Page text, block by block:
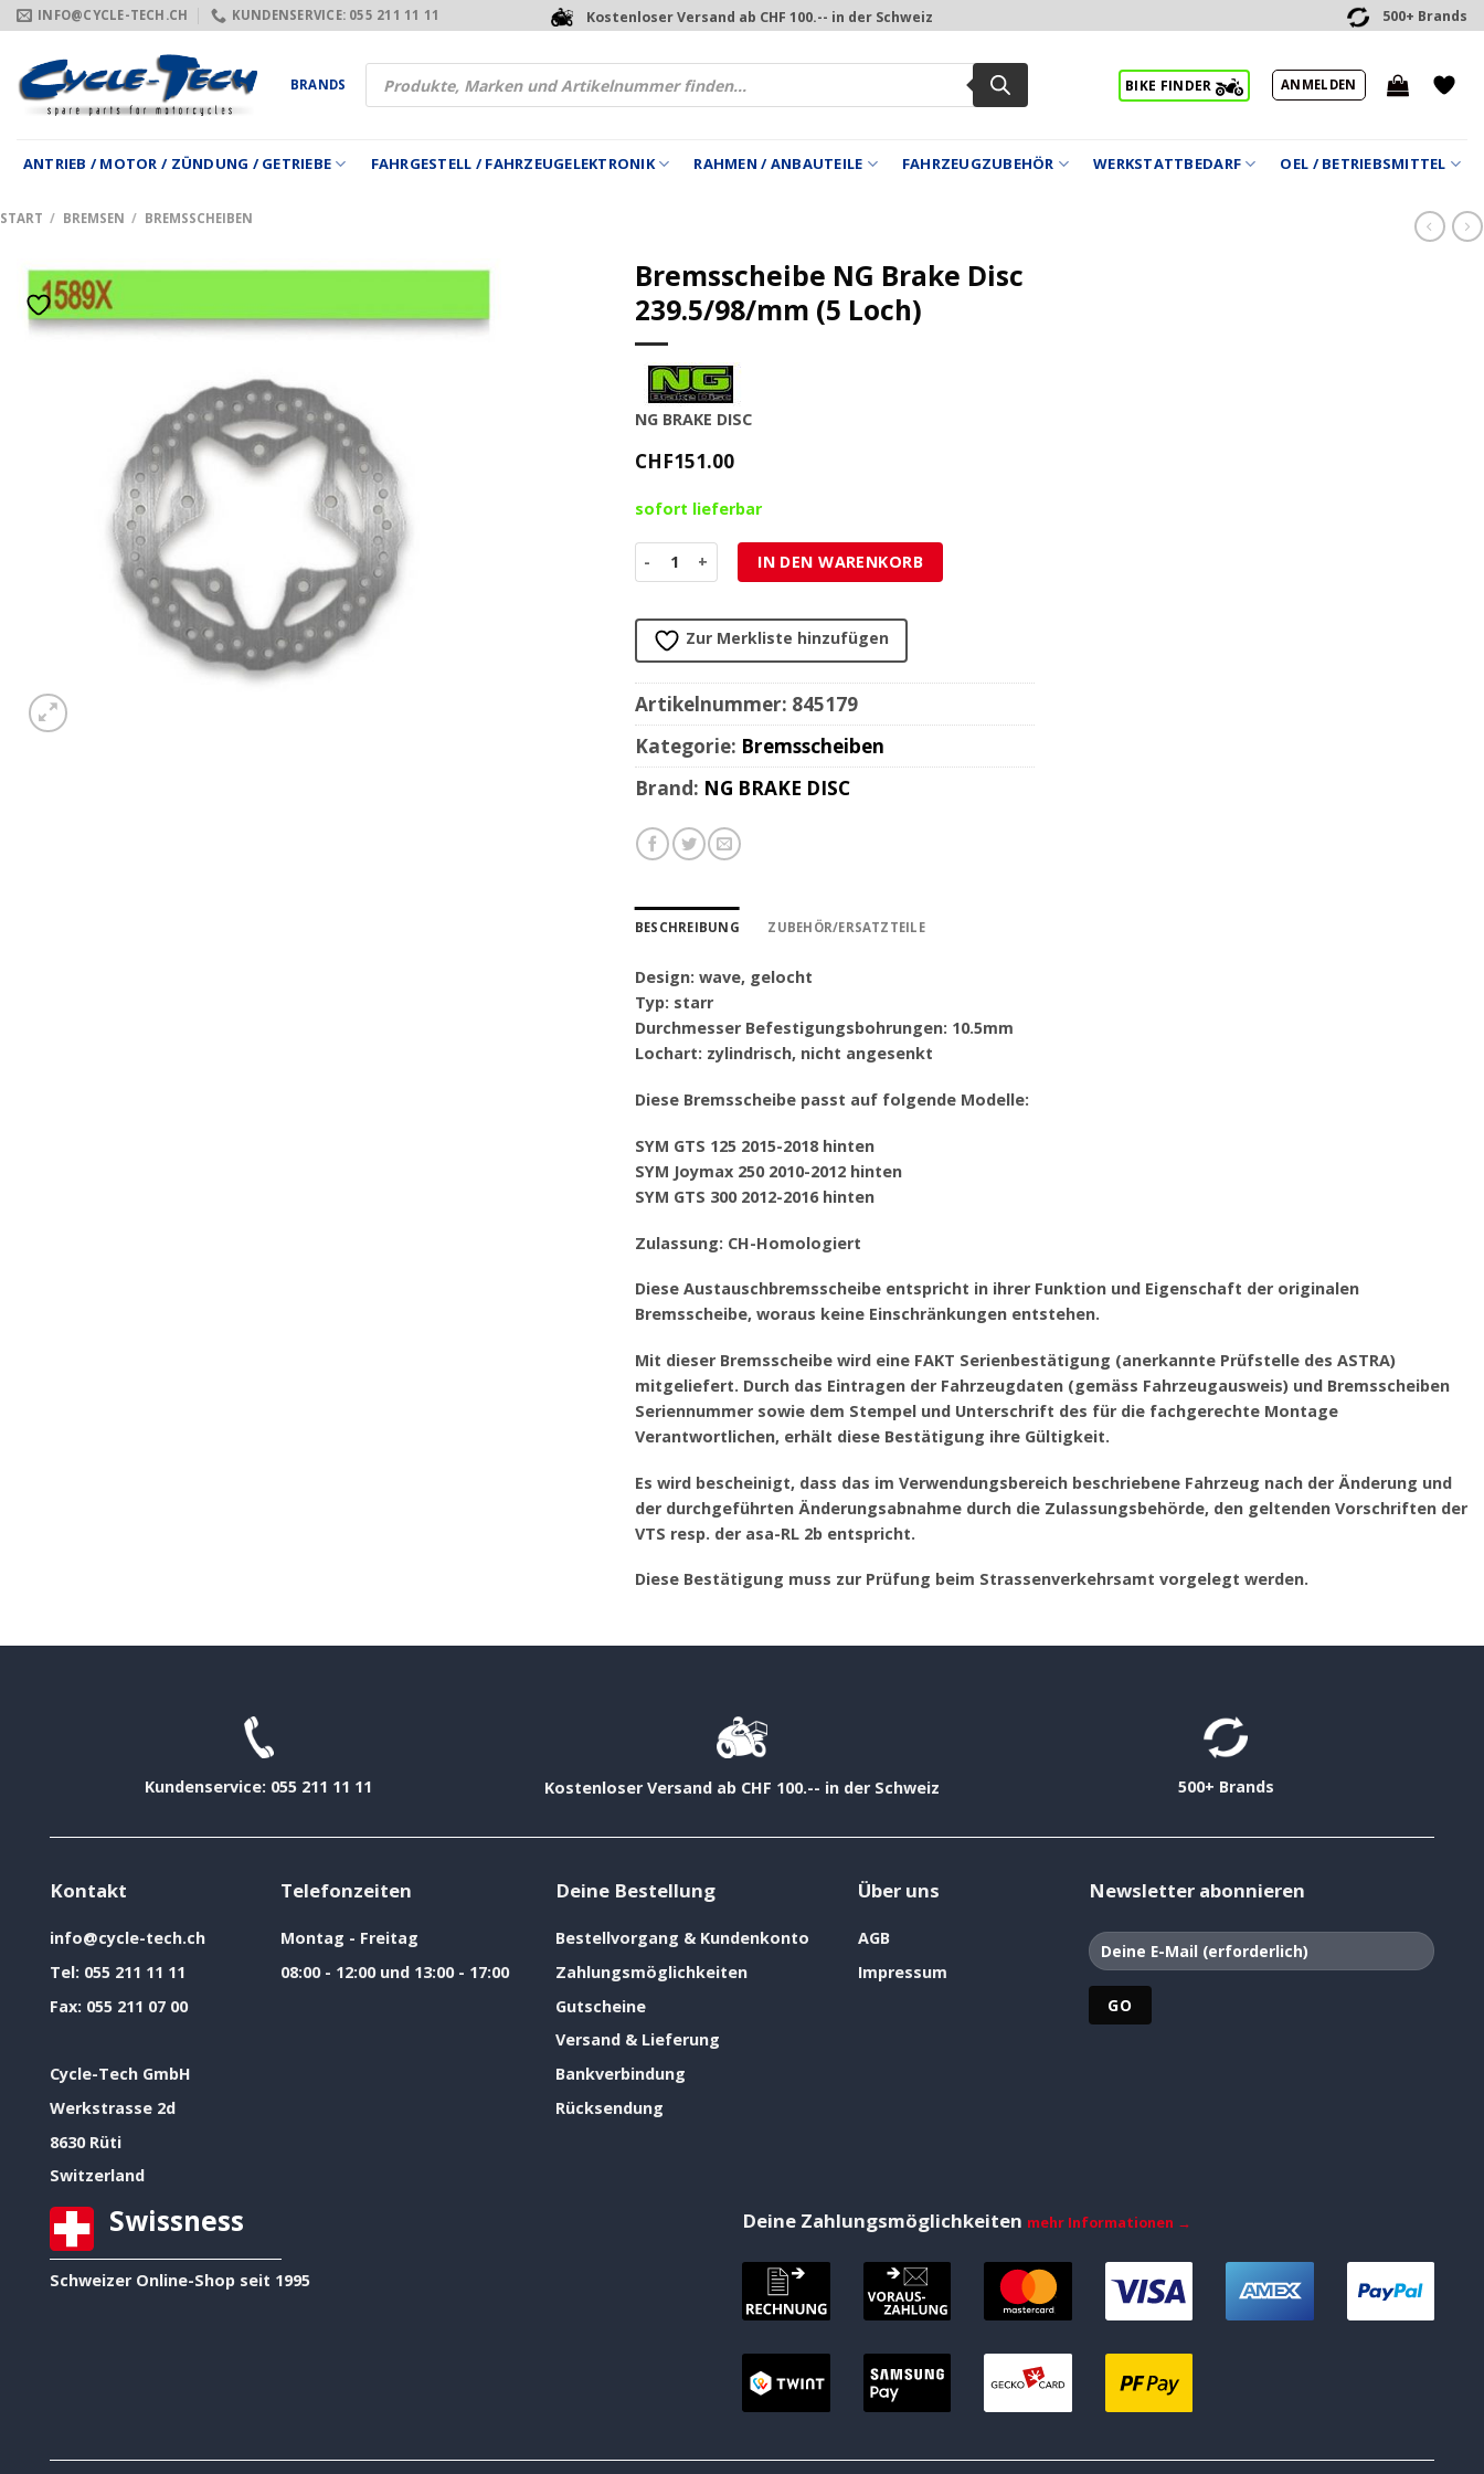
Zum
Inhalt
springen
INFO@CYCLE-TECH.CH KUNDENSERVICE: 055 211 11 11 Kostenloser Versand ab CHF 100.-- in der Schweiz 500+ Brands
BRANDS
Products
search
BIKE FINDER ANMELDEN
ANTRIEB / MOTOR / ZÜNDUNG / GETRIEBE FAHRGESTELL / FAHRZEUGELEKTRONIK RAHMEN / ANBAUTEILE FAHRZEUGZUBEHÖR WERKSTATTBEDARF OEL / BETRIEBSMITTEL
START / BREMSEN / BREMSSCHEIBEN
Bremsscheibe NG Brake Disc
239.5/98/mm (5 Loch)
NG BRAKE DISC
CHF151.00
sofort lieferbar
Bremsscheibe NG Brake Disc 239.5/98/mm (5 Loch) Menge
IN DEN WARENKORB
Zur Merkliste hinzufügen
Artikelnummer: 845179
Kategorie: Bremsscheiben
Brand: NG BRAKE DISC
BESCHREIBUNG ZUBEHÖR/ERSATZTEILE
Design: wave, gelocht
Typ: starr
Durchmesser Befestigungsbohrungen: 10.5mm
Lochart: zylindrisch, nicht angesenkt
Diese Bremsscheibe passt auf folgende Modelle:
SYM GTS 125 2015-2018 hinten
SYM Joymax 250 2010-2012 hinten
SYM GTS 300 2012-2016 hinten
Zulassung: CH-Homologiert
Diese Austauschbremsscheibe entspricht in ihrer Funktion und Eigenschaft der originalen
Bremsscheibe, woraus keine Einschränkungen entstehen.
Mit dieser Bremsscheibe wird eine FAKT Serienbestätigung (anerkannte Prüfstelle des ASTRA)
mitgeliefert. Durch das Eintragen der Fahrzeugdaten (gemäss Fahrzeugausweis) und Bremsscheiben
Seriennummer sowie dem Stempel und Unterschrift des für die fachgerechte Montage
Verantwortlichen, erhält diese Bestätigung ihre Gültigkeit.
Es wird bescheinigt, dass das im Verwendungsbereich beschriebene Fahrzeug nach der Änderung und
der durchgeführten Änderungsabnahme durch die Zulassungsbehörde, den geltenden Vorschriften der
VTS resp. der asa-RL 2b entspricht.
Diese Bestätigung muss zur Prüfung beim Strassenverkehrsamt vorgelegt werden.
Kundenservice: 055 211 11 11 Kostenloser Versand ab CHF 100.-- in der Schweiz 500+ Brands
Kontakt
info@cycle-tech.ch
Tel: 055 211 11 11
Fax: 055 211 07 00
Cycle-Tech GmbH
Werkstrasse 2d
8630 Rüti
Switzerland
Telefonzeiten
Montag - Freitag
08:00 - 12:00 und 13:00 - 17:00
Deine Bestellung
Bestellvorgang & Kundenkonto
Zahlungsmöglichkeiten
Gutscheine
Versand & Lieferung
Bankverbindung
Rücksendung
Über uns
AGB
Impressum
Newsletter abonnieren
Swissness
Schweizer Online-Shop seit 1995
Deine Zahlungsmöglichkeiten mehr Informationen →